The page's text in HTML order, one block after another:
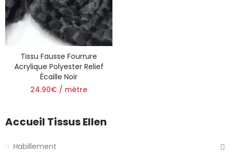
Tissu Fausse Fourrure
Acrylique Polyester Relief
Écaille Noir
24.90€ / mètre
Accueil Tissus Ellen
Habillement